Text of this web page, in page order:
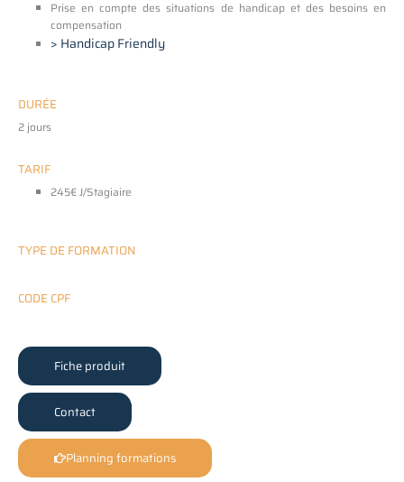
Prise en compte des situations de handicap et des besoins en
compensation
> Handicap Friendly
DURÉE
2 jours
TARIF
245€ J/Stagiaire
TYPE DE FORMATION
CODE CPF
Fiche produit
Contact
Planning formations